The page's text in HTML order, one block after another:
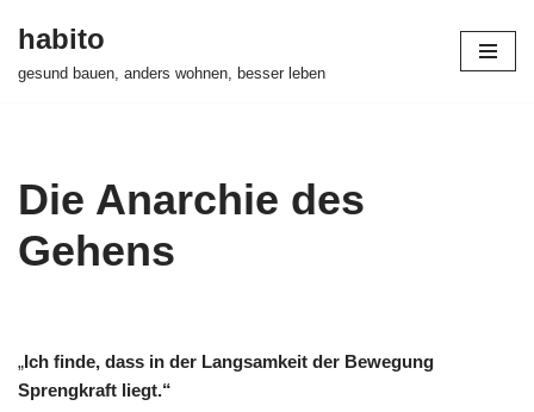
habito
gesund bauen, anders wohnen, besser leben
Die Anarchie des
Gehens
„Ich finde, dass in der Langsamkeit der Bewegung
Sprengkraft liegt.“